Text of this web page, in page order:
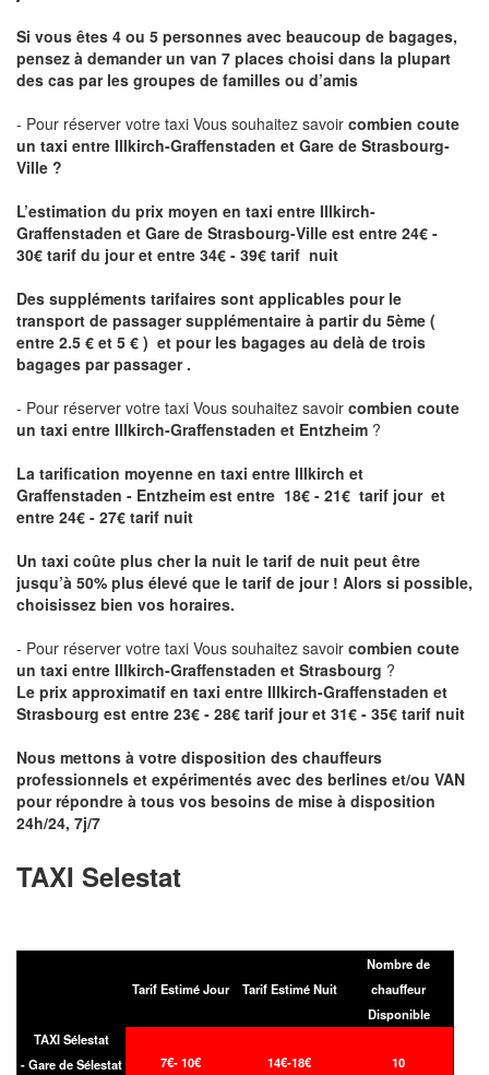
Si vous êtes 4 ou 5 personnes avec beaucoup de bagages,
pensez à demander un van 7 places choisi dans la plupart
des cas par les groupes de familles ou d’amis
- Pour réserver votre taxi Vous souhaitez savoir combien coute
un taxi entre Illkirch-Graffenstaden et Gare de Strasbourg-
Ville ?
L’estimation du prix moyen en taxi entre Illkirch-
Graffenstaden et Gare de Strasbourg-Ville est entre 24€ -
30€ tarif du jour et entre 34€ - 39€ tarif nuit
Des suppléments tarifaires sont applicables pour le
transport de passager supplémentaire à partir du 5ème (
entre 2.5 € et 5 € ) et pour les bagages au delà de trois
bagages par passager .
- Pour réserver votre taxi Vous souhaitez savoir combien coute
un taxi entre Illkirch-Graffenstaden et Entzheim ?
La tarification moyenne en taxi entre Illkirch et
Graffenstaden - Entzheim est entre 18€ - 21€ tarif jour et
entre 24€ - 27€ tarif nuit
Un taxi coûte plus cher la nuit le tarif de nuit peut être
jusqu’à 50% plus élevé que le tarif de jour ! Alors si possible,
choisissez bien vos horaires.
- Pour réserver votre taxi Vous souhaitez savoir combien coute
un taxi entre Illkirch-Graffenstaden et Strasbourg ?
Le prix approximatif en taxi entre Illkirch-Graffenstaden et
Strasbourg est entre 23€ - 28€ tarif jour et 31€ - 35€ tarif nuit
Nous mettons à votre disposition des chauffeurs
professionnels et expérimentés avec des berlines et/ou VAN
pour répondre à tous vos besoins de mise à disposition
24h/24, 7j/7
TAXI Selestat
Tarif Estimé Jour Tarif Estimé Nuit
Nombre de
chauffeur
Disponible
TAXI Sélestat
- Gare de Sélestat
7€- 10€ 14€-18€ 10